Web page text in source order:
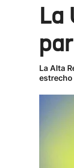
La
La Alta
estrecho